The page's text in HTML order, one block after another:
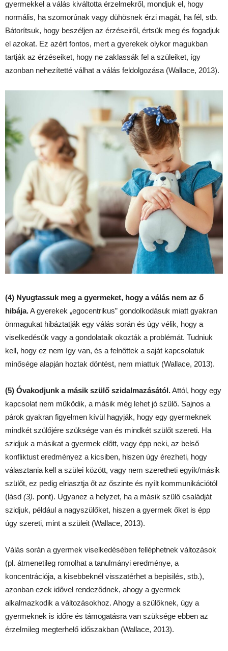
gyermekkel a válás kiváltotta érzelmekről, mondjuk el, hogy
normális, ha szomorúnak vagy dühösnek érzi magát, ha fél, stb.
Bátorítsuk, hogy beszéljen az érzéseiről, értsük meg és fogadjuk
el azokat. Ez azért fontos, mert a gyerekek olykor magukban
tartják az érzéseiket, hogy ne zaklassák fel a szüleiket, így
azonban nehezítetté válhat a válás feldolgozása (Wallace, 2013).
(4) Nyugtassuk meg a gyermeket, hogy a válás nem az ő
hibája.A gyerekek „egocentrikus” gondolkodásuk miatt gyakran
önmagukat hibáztatják egy válás során és úgy vélik, hogy a
viselkedésük vagy a gondolataik okozták a problémát. Tudniuk
kell, hogy ez nem így van, és a felnőttek a saját kapcsolatuk
minősége alapján hoztak döntést, nem miattuk (Wallace, 2013).
(5) Óvakodjunk a másik szülő szidalmazásától.Attól, hogy egy
kapcsolat nem működik, a másik még lehet jó szülő. Sajnos a
párok gyakran figyelmen kívül hagyják, hogy egy gyermeknek
mindkét szülőjére szüksége van és mindkét szülőt szereti. Ha
szidjuk a másikat a gyermek előtt, vagy épp neki, az belső
konfliktust eredményez a kicsiben, hiszen úgy érezheti, hogy
választania kell a szülei között, vagy nem szeretheti egyik/másik
szülőt, ez pedig elriasztja őt az őszinte és nyílt kommunikációtól
(lásd (3). pont). Ugyanez a helyzet, ha a másik szülő családját
szidjuk, például a nagyszülőket, hiszen a gyermek őket is épp
úgy szereti, mint a szüleit (Wallace, 2013).
Válás során a gyermek viselkedésében felléphetnek változások
(pl. átmenetileg romolhat a tanulmányi eredménye, a
koncentrációja, a kisebbeknél visszatérhet a bepisilés, stb.),
azonban ezek idővel rendeződnek, ahogy a gyermek
alkalmazkodik a változásokhoz. Ahogy a szülőknek, úgy a
gyermeknek is időre és támogatásra van szüksége ebben az
érzelmileg megterhelő időszakban (Wallace, 2013).